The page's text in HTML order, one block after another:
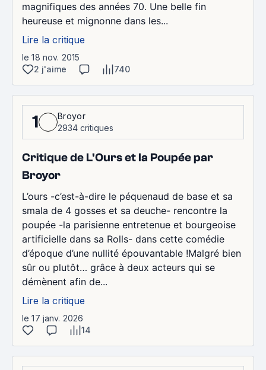
magnifiques des années 70. Une belle fin
heureuse et mignonne dans les...
Lire la critique
le 18 nov. 2015
2 j'aime
740
1
Broyor
2934 critiques
Critique de L'Ours et la Poupée par
Broyor
L’ours -c’est-à-dire le péquenaud de base et sa
smala de 4 gosses et sa deuche- rencontre la
poupée -la parisienne entretenue et bourgeoise
artificielle dans sa Rolls- dans cette comédie
d’époque d’une nullité épouvantable !Malgré bien
sûr ou plutôt… grâce à deux acteurs qui se
démènent afin de...
Lire la critique
le 17 janv. 2026
14